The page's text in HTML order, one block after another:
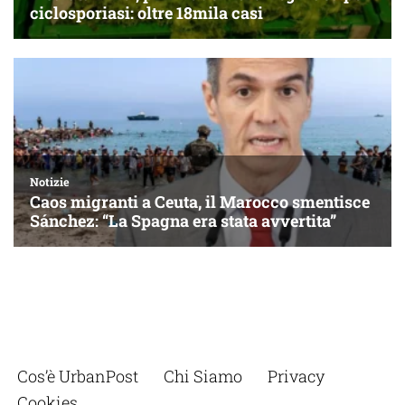
Cos’è UrbanPost Chi Siamo
Privacy